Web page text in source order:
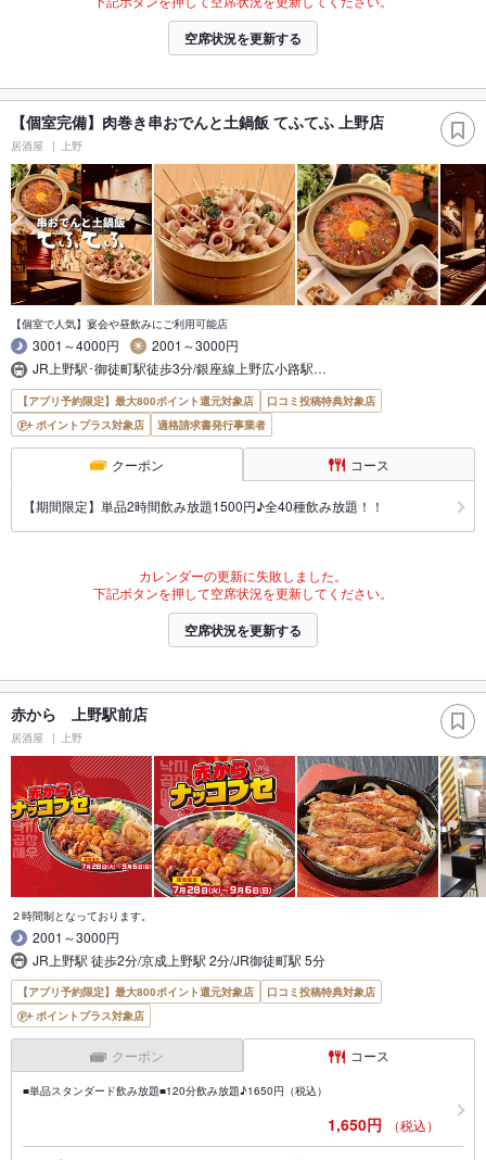
空席状況を更新する
【個室完備】肉巻き串おでんと土鍋飯 てふてふ 上野店
居酒屋 上野
【個室で人気】宴会や昼飲みにご利用可能店
3001～4000円
2001～3000円
JR上野駅･御徒町駅徒歩3分/銀座線上野広小路駅…
【アプリ予約限定】最大800ポイント還元対象店
口コミ投稿特典対象店
ポイントプラス対象店
適格請求書発行事業者
クーポン コース
【期間限定】単品2時間飲み放題1500円♪全40種飲み放題！！
カレンダーの更新に失敗しました。
下記ボタンを押して空席状況を更新してください。
空席状況を更新する
赤から 上野駅前店
居酒屋 上野
２時間制となっております。
2001～3000円
JR上野駅 徒歩2分/京成上野駅 2分/JR御徒町駅 5分
【アプリ予約限定】最大800ポイント還元対象店
口コミ投稿特典対象店
ポイントプラス対象店
クーポン コース
■単品スタンダード飲み放題■120分飲み放題♪1650円（税込）
1,650円 （税込）